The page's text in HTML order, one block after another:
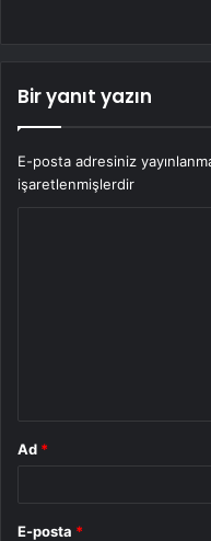
Bir yanıt yazın
E-posta adresiniz
işaretlenmişlerdir
Ad *
E-posta *